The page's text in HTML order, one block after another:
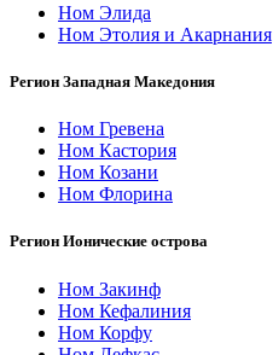
Ном Элида
Ном Этолия и Акарнания
Регион Западная Македония
Ном Гревена
Ном Кастория
Ном Козани
Ном Флорина
Регион Ионические острова
Ном Закинф
Ном Кефалиния
Ном Корфу